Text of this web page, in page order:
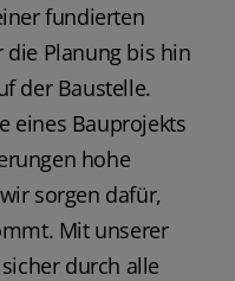
fundierten
die Planung bis hin
der Baustelle.
eines Bauprojekts
hohe
sorgen dafür,
Mit unserer
durch alle